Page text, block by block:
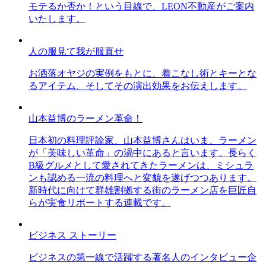
モテるか否か！という目線で、LEON不動産がご案内
いたします。
人の服見て我が服直せ
お洒落オヤジの実例をもとに、着こなし術とキーとな
るアイテム、そしてその演出効果をお伝えします。
山本益博のラーメン革命！
日本初の料理評論家、山本益博さんはいま、ラーメン
が「美味しい革命」の渦中にあると言います。長らく
B級グルメとして愛されてきたラーメンは、ミシュラ
ンも認める一流の料理へと変貌を遂げつつあります。
新時代に向けて群雄割拠する街のラーメン店を巨匠自
らが実食リポートする連載です。
ビジネス ストーリー
ビジネスの第一線で活躍する著名人のインタビュー企